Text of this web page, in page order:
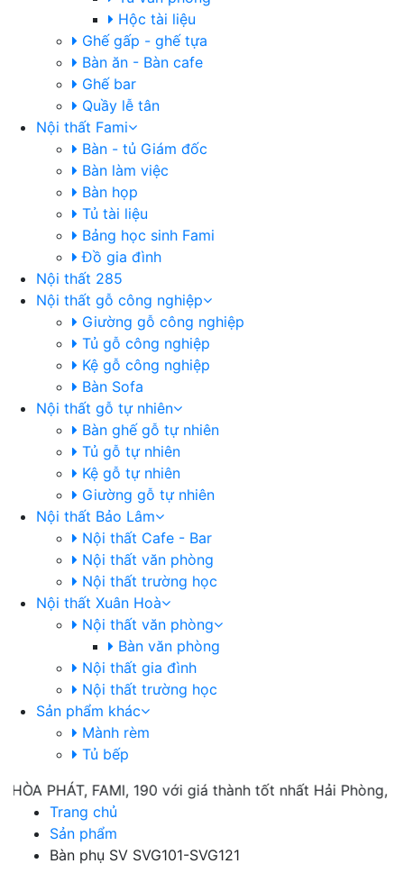
Hộc tài liệu
Ghế gấp - ghế tựa
Bàn ăn - Bàn cafe
Ghế bar
Quầy lễ tân
Nội thất Fami
Bàn - tủ Giám đốc
Bàn làm việc
Bàn họp
Tủ tài liệu
Bảng học sinh Fami
Đồ gia đình
Nội thất 285
Nội thất gỗ công nghiệp
Giường gỗ công nghiệp
Tủ gỗ công nghiệp
Kệ gỗ công nghiệp
Bàn Sofa
Nội thất gỗ tự nhiên
Bàn ghế gỗ tự nhiên
Tủ gỗ tự nhiên
Kệ gỗ tự nhiên
Giường gỗ tự nhiên
Nội thất Bảo Lâm
Nội thất Cafe - Bar
Nội thất văn phòng
Nội thất trường học
Nội thất Xuân Hoà
Nội thất văn phòng
Bàn văn phòng
Nội thất gia đình
Nội thất trường học
Sản phẩm khác
Mành rèm
Tủ bếp
FAMI, 190 với giá thành tốt nhất Hải Phòng,
Trang chủ
Sản phẩm
Bàn phụ SV SVG101-SVG121